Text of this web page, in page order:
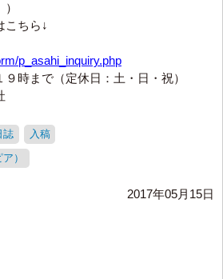
こちら↓
p_asahi_inquiry.php
時まで（定休日：土・日・祝）
誌 入稿
）
2017年05月15日